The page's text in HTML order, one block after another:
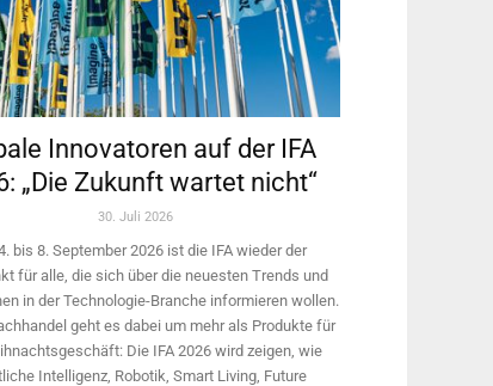
Innovatoren auf der IFA
„Die Zukunft wartet nicht“
30. Juli 2026
bis 8. September 2026 ist die IFA wieder der
für alle, die sich über die neuesten Trends und
in der Technologie-­Branche informieren wollen.
geht es dabei um mehr als Produkte für
Die IFA 2026 wird ­zeigen, wie
Intelligenz, Robotik, Smart Living, Future